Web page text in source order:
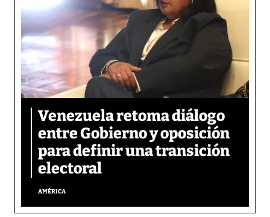
Venezuela retoma diálogo
entre Gobierno y oposición
para definir una transición
electoral
AMÉRICA